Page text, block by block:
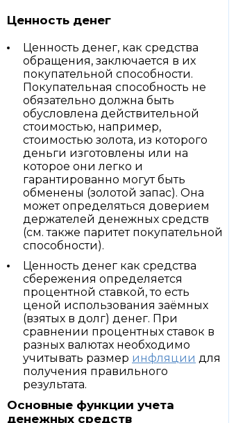
Ценность денег
Ценность денег, как средства
обращения, заключается в их
покупательной способности.
Покупательная способность не
обязательно должна быть
обусловлена действительной
стоимостью, например,
стоимостью золота, из которого
деньги изготовлены или на
которое они легко и
гарантированно могут быть
обменены (золотой запас). Она
может определяться доверием
держателей денежных средств
(см. также паритет покупательной
способности).
Ценность денег как средства
сбережения определяется
процентной ставкой, то есть
ценой использования заёмных
(взятых в долг) денег. При
сравнении процентных ставок в
разных валютах необходимо
учитывать размер инфляции для
получения правильного
результата.
Основные функции учета
денежных средств